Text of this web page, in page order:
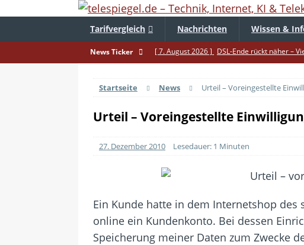
Tarifvergleich Nachrichten Wissen &
News Ticker [ 7. August 2026 ] DSL-Ende rückt näher –
[ 4. August 2026 ] Smartphone-Kauf – Zu
[ 3. August 2026 ]
1&1 bekommt auf die
[ 29. Juli 2026 ] Achtung: Polizei warnt –
[ 28. Juli 2026 ]
Im Urlaub erreichbar? –
WhatsApp macht die
[ 21. Juli 2026 ]
Wichtiges BGH-Urteil –
Startseite News Urteil – Voreingestellte
Urteil – Voreingestellte
27. Dezember 2010 Lesedauer: 1 Minuten
Ein Kunde hatte in dem Internetshop
online ein Kundenkonto. Bei dessen
Speicherung meiner Daten zum Zwecke